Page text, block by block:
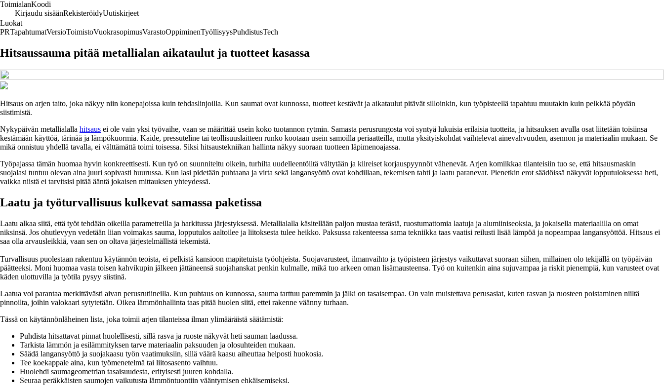
ToimialanKoodi
Kirjaudu sisäänRekisteröidyUutiskirjeet
Luokat
PRTapahtumatVersioToimistoVuokrasopimusVarastoOppiminenTyöllisyysPuhdistusTech
Hitsaussauma pitää metallialan aikataulut ja tuotteet kasassa
Hitsaus on arjen taito, joka näkyy niin konepajoissa kuin tehdaslinjoilla. Kun saumat ovat kunnossa, tuotteet kestävät ja aikataulut pitävät silloinkin, kun työpisteellä tapahtuu muutakin kuin pelkkää pöydän
siistimistä.
Nykypäivän metallialalla hitsaus ei ole vain yksi työvaihe, vaan se määrittää usein koko tuotannon rytmin. Samasta perusrungosta voi syntyä lukuisia erilaisia tuotteita, ja hitsauksen avulla osat liitetään toisiinsa
kestämään käyttöä, tärinää ja lämpökuormia. Kaide, pressuteline tai teollisuuslaitteen runko kootaan usein samoilla periaatteilla, mutta yksityiskohdat vaihtelevat ainevahvuuden, asennon ja materiaalin mukaan. Se
mikä onnistuu yhdellä tavalla, ei välttämättä toimi toisessa. Siksi hitsaustekniikan hallinta näkyy suoraan tuotteen läpimenoajassa.
Työpajassa tämän huomaa hyvin konkreettisesti. Kun työ on suunniteltu oikein, turhilta uudelleentöiltä vältytään ja kiireiset korjauspyynnöt vähenevät. Arjen komiikkaa tilanteisiin tuo se, että hitsausmaskin
suojalasi tuntuu olevan aina juuri sopivasti huurussa. Kun lasi pidetään puhtaana ja virta sekä langansyöttö ovat kohdillaan, tekemisen tahti ja laatu paranevat. Pienetkin erot säädöissä näkyvät lopputuloksessa heti,
vaikka niistä ei tarvitsisi pitää ääntä jokaisen mittauksen yhteydessä.
Laatu ja työturvallisuus kulkevat samassa paketissa
Laatu alkaa siitä, että työt tehdään oikeilla parametreilla ja harkitussa järjestyksessä. Metallialalla käsitellään paljon mustaa terästä, ruostumattomia laatuja ja alumiiniseoksia, ja jokaisella materiaalilla on omat
niksinsä. Jos ohutlevyyn vedetään liian voimakas sauma, lopputulos aaltoilee ja liitoksesta tulee heikko. Paksussa rakenteessa sama tekniikka taas vaatisi reilusti lisää lämpöä ja nopeampaa langansyöttöä. Hitsaus ei
saa olla arvausleikkiä, vaan sen on oltava järjestelmällistä tekemistä.
Turvallisuus puolestaan rakentuu käytännön teoista, ei pelkistä kansioon mapitetuista työohjeista. Suojavarusteet, ilmanvaihto ja työpisteen järjestys vaikuttavat suoraan siihen, millainen olo tekijällä on työpäivän
päätteeksi. Moni huomaa vasta toisen kahvikupin jälkeen jättäneensä suojahanskat penkin kulmalle, mikä tuo arkeen oman lisämausteensa. Työ on kuitenkin aina sujuvampaa ja riskit pienempiä, kun varusteet ovat
käden ulottuvilla ja työtila pysyy siistinä.
Laatua voi parantaa merkittävästi aivan perusrutiineilla. Kun puhtaus on kunnossa, sauma tarttuu paremmin ja jälki on tasaisempaa. On vain muistettava perusasiat, kuten rasvan ja ruosteen poistaminen niiltä
pinnoilta, joihin valokaari sytytetään. Oikea lämmönhallinta taas pitää huolen siitä, ettei rakenne väänny turhaan.
Tässä on käytännönläheinen lista, joka toimii arjen tilanteissa ilman ylimääräistä säätämistä:
Puhdista hitsattavat pinnat huolellisesti, sillä rasva ja ruoste näkyvät heti sauman laadussa.
Tarkista lämmön ja esilämmityksen tarve materiaalin paksuuden ja olosuhteiden mukaan.
Säädä langansyöttö ja suojakaasu työn vaatimuksiin, sillä väärä kaasu aiheuttaa helposti huokosia.
Tee koekappale aina, kun työmenetelmä tai liitosasento vaihtuu.
Huolehdi saumageometrian tasaisuudesta, erityisesti juuren kohdalla.
Seuraa peräkkäisten saumojen vaikutusta lämmöntuontiin vääntymisen ehkäisemiseksi.